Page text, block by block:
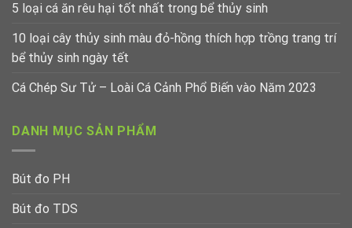
5 loại cá ăn rêu hại tốt nhất trong bể thủy sinh
10 loại cây thủy sinh màu đỏ-hồng thích hợp trồng trang trí
bể thủy sinh ngày tết
Cá Chép Sư Tử – Loài Cá Cảnh Phổ Biến vào Năm 2023
DANH MỤC SẢN PHẨM
Bút đo PH
Bút đo TDS